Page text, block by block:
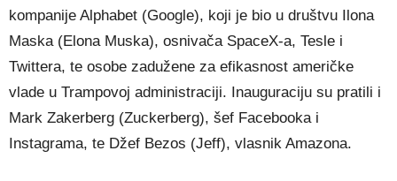
kompanije Alphabet (Google), koji je bio u društvu Ilona
Maska (Elona Muska), osnivača SpaceX-a, Tesle i
Twittera, te osobe zadužene za efikasnost američke
vlade u Trampovoj administraciji. Inauguraciju su pratili i
Mark Zakerberg (Zuckerberg), šef Facebooka i
Instagrama, te Džef Bezos (Jeff), vlasnik Amazona.